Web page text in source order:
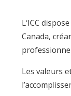
L’ICC
Canada,
Les valeurs